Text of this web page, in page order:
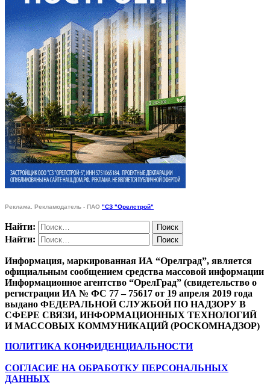
Реклама. Рекламодатель - ПАО "СЗ "Орелстрой"
Найти:
Найти:
Информация, маркированная ИА “Орелград”, является
официальным сообщением средства массовой информации
Информационное агентство “ОрелГрад” (свидетельство о
регистрации ИА № ФС 77 – 75617 от 19 апреля 2019 года
выдано ФЕДЕРАЛЬНОЙ СЛУЖБОЙ ПО НАДЗОРУ В
СФЕРЕ СВЯЗИ, ИНФОРМАЦИОННЫХ ТЕХНОЛОГИЙ
И МАССОВЫХ КОММУНИКАЦИЙ (РОСКОМНАДЗОР)
ПОЛИТИКА КОНФИДЕНЦИАЛЬНОСТИ
СОГЛАСИЕ НА ОБРАБОТКУ ПЕРСОНАЛЬНЫХ
ДАННЫХ